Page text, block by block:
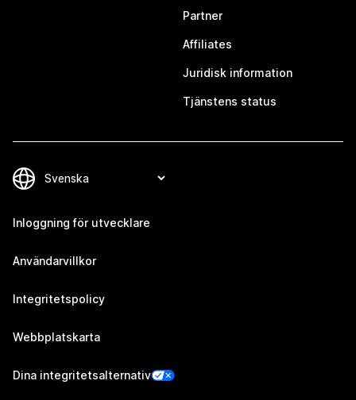
Partner
Affiliates
Juridisk information
Tjänstens status
Inloggning för utvecklare
Användarvillkor
Integritetspolicy
Webbplatskarta
Dina integritetsalternativ